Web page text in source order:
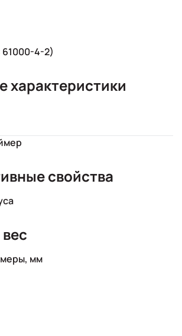
61000-4-2)
характеристики
свойства
мм